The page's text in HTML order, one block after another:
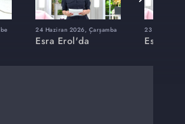
24 Haziran 2026, Çarşamba
Esra Erol'da
23 Haziran
Esra